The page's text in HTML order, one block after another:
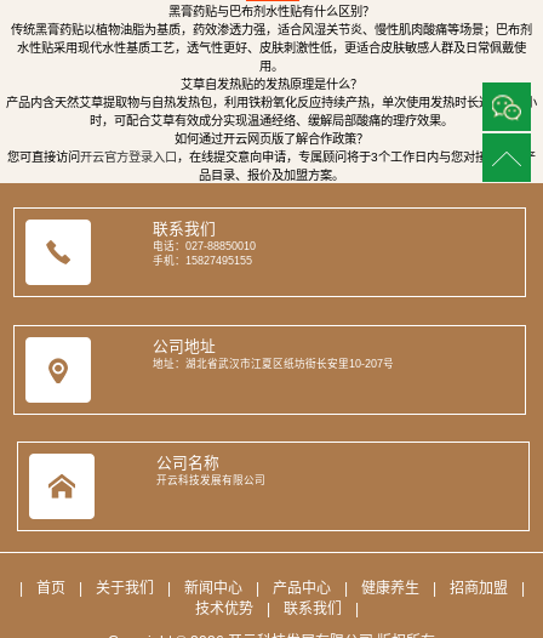
黑膏药贴与巴布剂水性贴有什么区别？
传统黑膏药贴以植物油脂为基质，药效渗透力强，适合风湿关节炎、慢性肌肉酸痛等场景；巴布剂
水性贴采用现代水性基质工艺，透气性更好、皮肤刺激性低，更适合皮肤敏感人群及日常佩戴使
用。
艾草自发热贴的发热原理是什么？
产品内含天然艾草提取物与自热发热包，利用铁粉氧化反应持续产热，单次使用发热时长达8至12小
时，可配合艾草有效成分实现温通经络、缓解局部酸痛的理疗效果。
如何通过开云网页版了解合作政策？
您可直接访问 开云官方登录入口，在线提交意向申请，专属顾问将于3个工作日内与您对接，提供产
品目录、报价及加盟方案。
联系我们
电话：027-88850010
手机：15827495155
公司地址
地址：湖北省武汉市江夏区纸坊街长安里10-207号
公司名称
开云科技发展有限公司
首页 关于我们 新闻中心 产品中心 健康养生 招商加盟
技术优势
联系我们